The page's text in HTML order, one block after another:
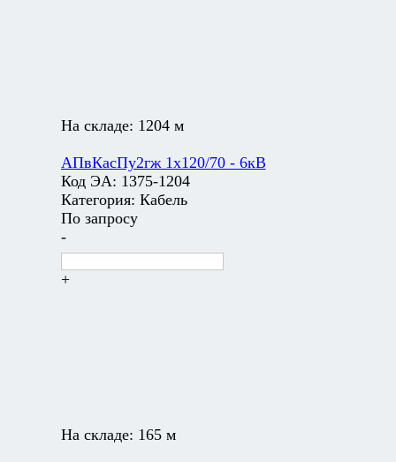
На складе: 1204 м
АПвКасПу2гж 1х120/70 - 6кВ
Код ЭА: 1375-1204
Категория: Кабель
По запросу
-
+
На складе: 165 м